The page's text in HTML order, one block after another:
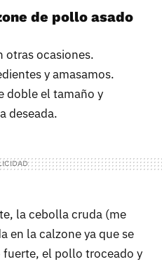
de pollo asado
otras ocasiones.
y amasamos.
doble el tamaño y
deseada.
la cebolla cruda (me
en la calzone ya que se
el pollo troceado y